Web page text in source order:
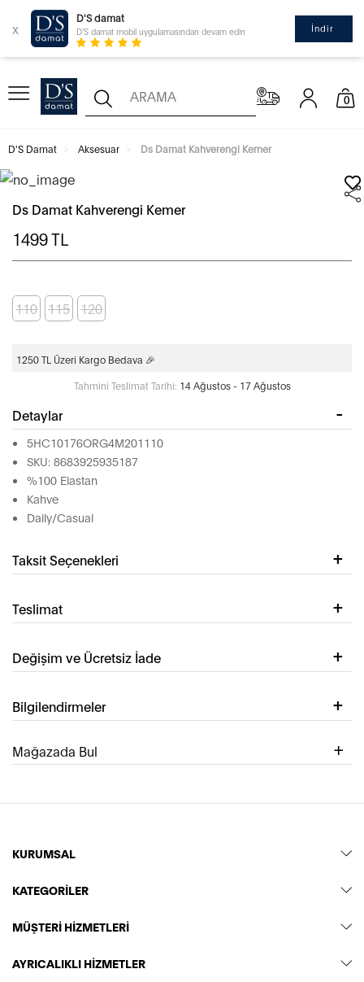
x
D'S damat
D'S damat mobil uygulamasından devam edin İndir
0
D'S Damat Aksesuar Ds Damat Kahverengi Kemer
Ds Damat Kahverengi Kemer
1499TL
110 115 120
1250 TL Üzeri Kargo Bedava 🎉
Tahmini Teslimat Tarihi: 14 Ağustos - 17 Ağustos
Detaylar
5HC10176ORG4M201110
SKU: 8683925935187
%100 Elastan
Kahve
Daily/Casual
Taksit Seçenekleri
Teslimat
Değişim ve Ücretsiz İade
Bilgilendirmeler
Mağazada Bul
KURUMSAL
KATEGORİLER
MÜŞTERİ HİZMETLERİ
AYRICALIKLI HİZMETLER